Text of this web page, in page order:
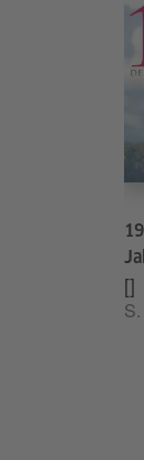
[]